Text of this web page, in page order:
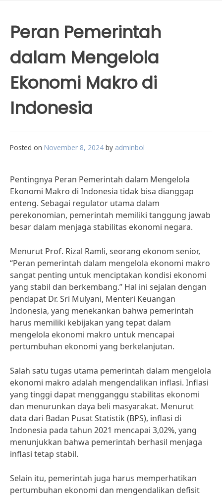
Peran Pemerintah
dalam Mengelola
Ekonomi Makro di
Indonesia
Posted on November 8, 2024 by adminbol
Pentingnya Peran Pemerintah dalam Mengelola
Ekonomi Makro di Indonesia tidak bisa dianggap
enteng. Sebagai regulator utama dalam
perekonomian, pemerintah memiliki tanggung jawab
besar dalam menjaga stabilitas ekonomi negara.
Menurut Prof. Rizal Ramli, seorang ekonom senior,
“Peran pemerintah dalam mengelola ekonomi makro
sangat penting untuk menciptakan kondisi ekonomi
yang stabil dan berkembang.” Hal ini sejalan dengan
pendapat Dr. Sri Mulyani, Menteri Keuangan
Indonesia, yang menekankan bahwa pemerintah
harus memiliki kebijakan yang tepat dalam
mengelola ekonomi makro untuk mencapai
pertumbuhan ekonomi yang berkelanjutan.
Salah satu tugas utama pemerintah dalam mengelola
ekonomi makro adalah mengendalikan inflasi. Inflasi
yang tinggi dapat mengganggu stabilitas ekonomi
dan menurunkan daya beli masyarakat. Menurut
data dari Badan Pusat Statistik (BPS), inflasi di
Indonesia pada tahun 2021 mencapai 3,02%, yang
menunjukkan bahwa pemerintah berhasil menjaga
inflasi tetap stabil.
Selain itu, pemerintah juga harus memperhatikan
pertumbuhan ekonomi dan mengendalikan defisit